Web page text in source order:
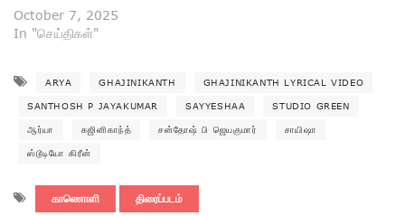
October 7, 2025
In "செய்திகள்"
ARYA GHAJINIKANTH GHAJINIKANTH LYRICAL VIDEO
SANTHOSH P JAYAKUMAR SAYYESHAA STUDIO GREEN
ஆர்யா கஜினிகாந்த் சன்தோஷ் பி ஜெயகுமார் சாயிஷா
ஸ்டூடியோ கிரீன்
காணொளி திரைப்படம்